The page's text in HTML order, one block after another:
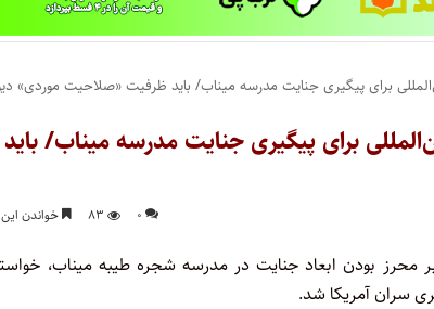
برای پیگیری جنایت مدرسه میناب/ باید ظرفیت «صلاحیت موردی»
برای پیگیری جنایت مدرسه میناب/
۰ ۸۳ خواندن این مطلب ۳
محرز بودن ابعاد جنایت در مدرسه شجره طیبه میناب،
سران آمریکا شد.